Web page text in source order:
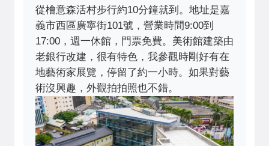
從檜意森活村步行約10分鐘就到。地址是嘉
義市西區廣寧街101號，營業時間9:00到
17:00，週一休館，門票免費。美術館建築由
老銀行改建，很有特色，我參觀時剛好有在
地藝術家展覽，停留了約一小時。如果對藝
術沒興趣，外觀拍拍照也不錯。